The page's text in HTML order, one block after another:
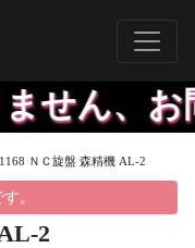
、お問
ＮＣ旋盤 森精機 AL-2
。
2